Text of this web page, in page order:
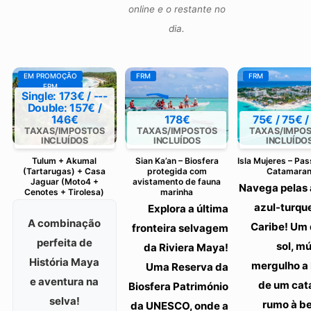
online e o restante no
dia.
EM PROMOÇÃO
FRM
Single: 173€ / ---
Double: 157€ /
146€
TAXAS/IMPOSTOS
INCLUÍDOS
Tulum + Akumal
(Tartarugas) + Casa
Jaguar (Moto4 +
Cenotes + Tirolesa)
A combinação
perfeita de
História Maya
e aventura na
selva!
FRM
178€
TAXAS/IMPOSTOS
INCLUÍDOS
Sian Ka’an – Biosfera
protegida com
avistamento de fauna
marinha
Explora a última
fronteira selvagem
da Riviera Maya!
Uma Reserva da
Biosfera Património
da UNESCO, onde a
FRM
75€ / 75€
TAXAS/
Isla Mujeres –
Navega pelas
azul-
Caribe! Um
sol,
mergulho
de um
rumo à